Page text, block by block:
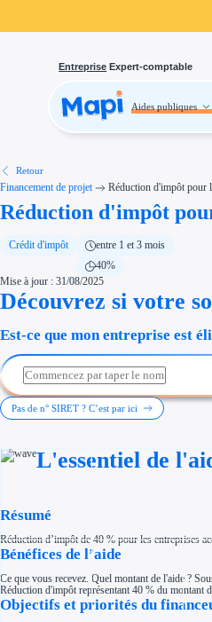
Entreprise Expert-comptable
Aides publiques
Aides publiques
Type de
Aides
Prêts
Par financeur
Solutions MAPi
Retour
Financement de projet Réduction d'impôt pour
Réduction d'impôt
Crédit d'impôt
entre 1 et 3 mois
40%
Mise à jour : 31/08/2025
Découvrez si votre
Est-ce que mon entreprise est
Pas de n° SIRET ? C’est par ici
L'essentiel de
Résumé
Réduction d’impôt de 40 % pour les entreprises
Bénéfices de l’aide
Ce que vous recevez. Quel montant de l'aide ?
Réduction d'impôt représentant 40 % du montant
Objectifs et priorités du